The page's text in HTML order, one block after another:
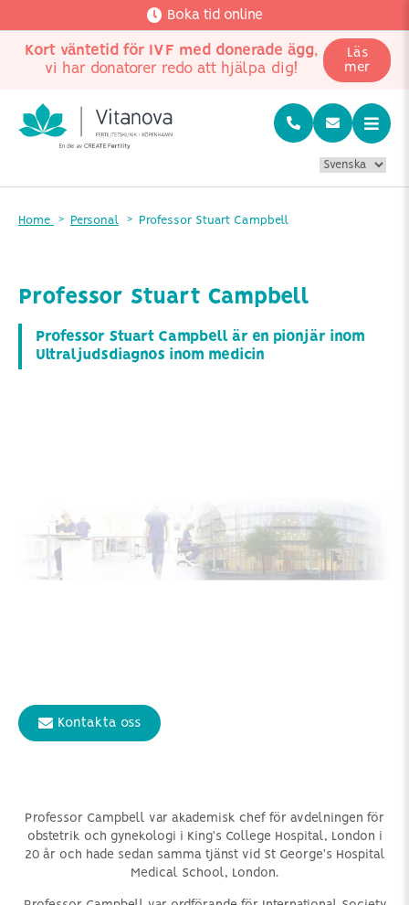
Boka tid online
Kort väntetid för IVF med donerade ägg,
vi har donatorer redo att hjälpa dig!
Läs
mer
Home Personal Professor Stuart Campbell
Professor Stuart Campbell
Professor Stuart Campbell är en pionjär inom
Ultraljudsdiagnos inom medicin
Kontakta oss
Professor Campbell var akademisk chef för avdelningen för
obstetrik och gynekologi i King's College Hospital, London i
20 år och hade sedan samma tjänst vid St George's Hospital
Medical School, London.